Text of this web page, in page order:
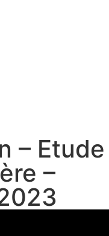
– Etude
–